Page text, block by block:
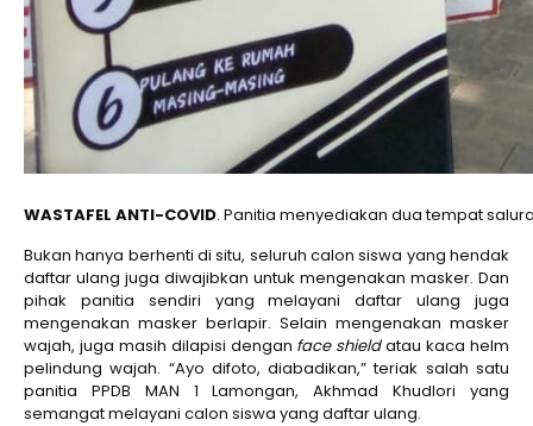
WASTAFEL ANTI-COVID. Panitia menyediakan dua tempat
Bukan hanya berhenti di situ, seluruh calon siswa yang hendak
daftar ulang juga diwajibkan untuk mengenakan masker. Dan
pihak panitia sendiri yang melayani daftar ulang juga
mengenakan masker berlapir. Selain mengenakan masker
wajah, juga masih dilapisi dengan face shieldatau kaca helm
pelindung wajah. “Ayo difoto, diabadikan,” teriak salah satu
panitia PPDB MAN 1 Lamongan, Akhmad Khudlori yang
semangat melayani calon siswa yang daftar ulang.